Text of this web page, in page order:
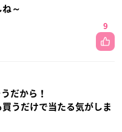
～
9
だから！
うだけで当たる気がしま